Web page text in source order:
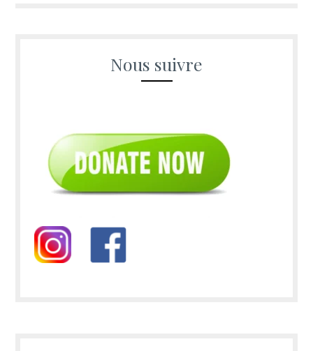
Nous suivre